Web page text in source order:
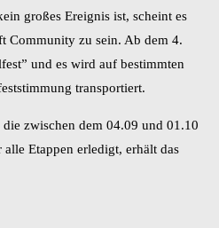
großes Ereignis ist, scheint es
Community zu sein. Ab dem 4.
und es wird auf bestimmten
transportiert.
zwischen dem 04.09 und 01.10
Etappen erledigt, erhält das